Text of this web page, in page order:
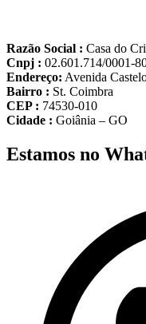
Razão Social : Casa do
Cnpj : 02.601.714/0001-
Endereço: Avenida
Bairro : St. Coimbra
CEP : 74530-010
Cidade : Goiânia – GO
Estamos no